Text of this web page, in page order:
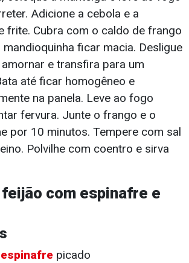
Adicione a cebola e a
frite. Cubra com o caldo de frango
mandioquinha ficar macia. Desligue
e transfira para um
até ficar homogêneo e
na panela. Leve ao fogo
fervura. Junte o frango e o
por 10 minutos. Tempere com sal
Polvilhe com coentro e sirva
feijão com espinafre e
espinafre picado